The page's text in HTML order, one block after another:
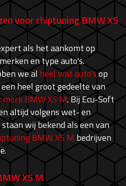
voor chiptuning BMW X5
als het aankomt op
en type auto's.
we al heel wat auto'sop
heel groot gedeelte van
merk BMW X5 M. Bij Ecu-Soft
altijd volgens wet- en
wij bekend als een van
BMW X5 M bedrijven
X5 M